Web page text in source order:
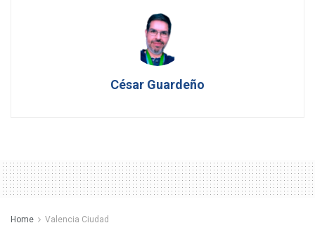
César Guardeño
Home Valencia Ciudad